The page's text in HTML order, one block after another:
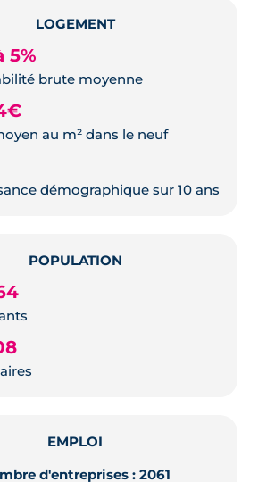
LOGEMENT
5%
brute moyenne
au m² dans le neuf
démographique sur 10 ans
POPULATION
EMPLOI
d'entreprises : 2061